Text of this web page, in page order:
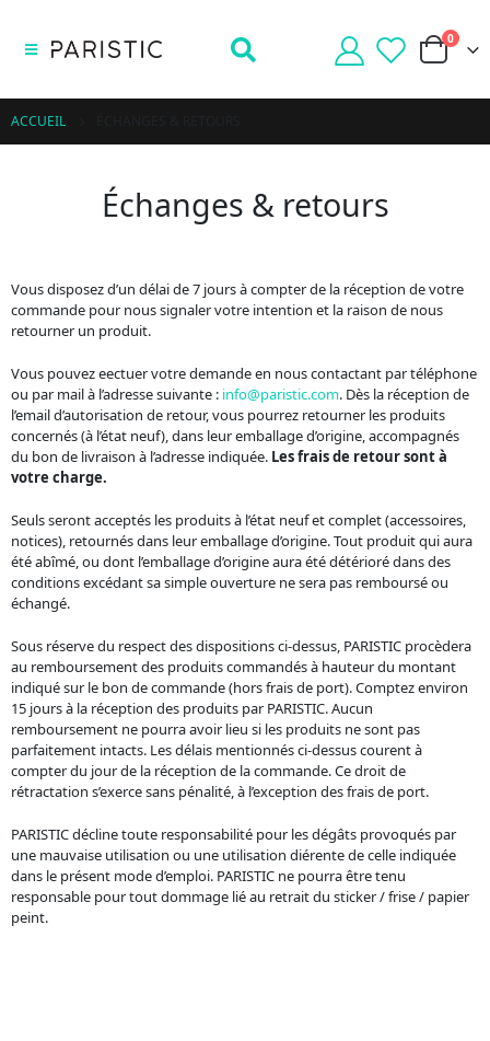
0
ACCUEIL
Échanges & retours
Vous disposez d’un délai de 7 jours à compter de la réception de votre
commande pour nous signaler votre intention et la raison de nous
retourner un produit.
Vous pouvez eectuer votre demande en nous contactant par téléphone
ou par mail à l’adresse suivante : info@paristic.com. Dès la réception de
l’email d’autorisation de retour, vous pourrez retourner les produits
concernés (à l’état neuf), dans leur emballage d’origine, accompagnés
du bon de livraison à l’adresse indiquée. Les frais de retour sont à
votre charge.
Seuls seront acceptés les produits à l’état neuf et complet (accessoires,
notices), retournés dans leur emballage d’origine. Tout produit qui aura
été abîmé, ou dont l’emballage d’origine aura été détérioré dans des
conditions excédant sa simple ouverture ne sera pas remboursé ou
échangé.
Sous réserve du respect des dispositions ci-dessus, PARISTIC procèdera
au remboursement des produits commandés à hauteur du montant
indiqué sur le bon de commande (hors frais de port). Comptez environ
15 jours à la réception des produits par PARISTIC. Aucun
remboursement ne pourra avoir lieu si les produits ne sont pas
parfaitement intacts. Les délais mentionnés ci-dessus courent à
compter du jour de la réception de la commande. Ce droit de
rétractation s’exerce sans pénalité, à l’exception des frais de port.
PARISTIC décline toute responsabilité pour les dégâts provoqués par
une mauvaise utilisation ou une utilisation diérente de celle indiquée
dans le présent mode d’emploi. PARISTIC ne pourra être tenu
responsable pour tout dommage lié au retrait du sticker / frise / papier
peint.